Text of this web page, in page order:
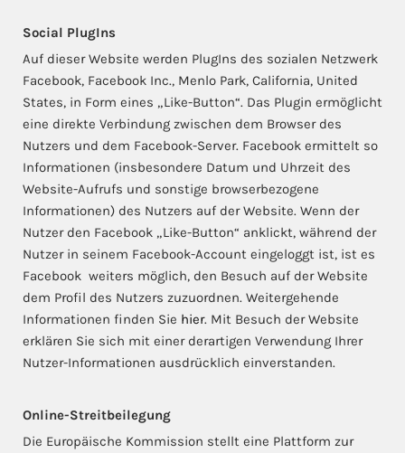
Social PlugIns
Auf dieser Website werden PlugIns des sozialen Netzwerk
Facebook, Facebook Inc., Menlo Park, California, United
States, in Form eines „Like-Button“. Das Plugin ermöglicht
eine direkte Verbindung zwischen dem Browser des
Nutzers und dem Facebook-Server. Facebook ermittelt so
Informationen (insbesondere Datum und Uhrzeit des
Website-Aufrufs und sonstige browserbezogene
Informationen) des Nutzers auf der Website. Wenn der
Nutzer den Facebook „Like-Button“ anklickt, während der
Nutzer in seinem Facebook-Account eingeloggt ist, ist es
Facebook weiters möglich, den Besuch auf der Website
dem Profil des Nutzers zuzuordnen. Weitergehende
Informationen finden Sie hier. Mit Besuch der Website
erklären Sie sich mit einer derartigen Verwendung Ihrer
Nutzer-Informationen ausdrücklich einverstanden.
Online-Streitbeilegung
Die Europäische Kommission stellt eine Plattform zur